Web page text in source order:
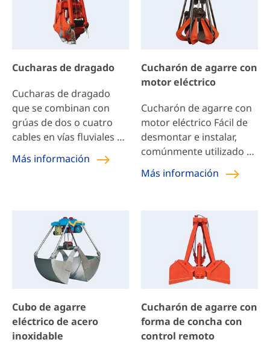
Cucharas de dragado
Cucharas de dragado
que se combinan con
grúas de dos o cuatro
cables en vías fluviales y
marítimas, terminales
portuarias y otras
recolección de
sedimentos, arena y
grava bajo el agua.
Más información
Cucharón de agarre con
motor eléctrico
Cucharón de agarre con
motor eléctrico Fácil de
desmontar e instalar,
comúnmente utilizado en
todo tipo de grúas
multipropósito. Con su
eléctrico o cabrestante
como mecanismo de
apertura y cierre, gran
capacidad de agarre,
adecuado para agarrar
todo tipo de materiales
forraje, carbón. La
productividad es mayor
que la del gancho de un
Más información
Cubo de agarre
eléctrico de acero
inoxidable
Cucharón de agarre con
forma de concha con
control remoto